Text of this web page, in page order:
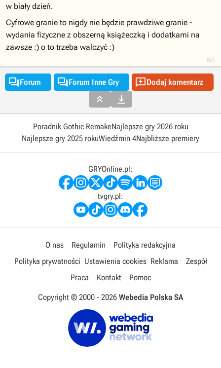
50
w biały dzień.
Cyfrowe granie to nigdy nie będzie prawdziwe granie -
wydania fizyczne z obszerną książeczką i dodatkami na
zawsze :) o to trzeba walczyć :)
Forum Forum Inne Gry Dodaj komentarz
 
Poradnik Gothic RemakeNajlepsze gry 2026 roku
Najlepsze gry 2025 rokuWiedźmin 4Najbliższe premiery
GRYOnline.pl:
tvgry.pl:
O nas Regulamin
Polityka redakcyjna
Polityka prywatności Ustawienia cookies Reklama
Zespół
Praca
Kontakt Pomoc
Copyright © 2000 - 2026 Webedia Polska SA